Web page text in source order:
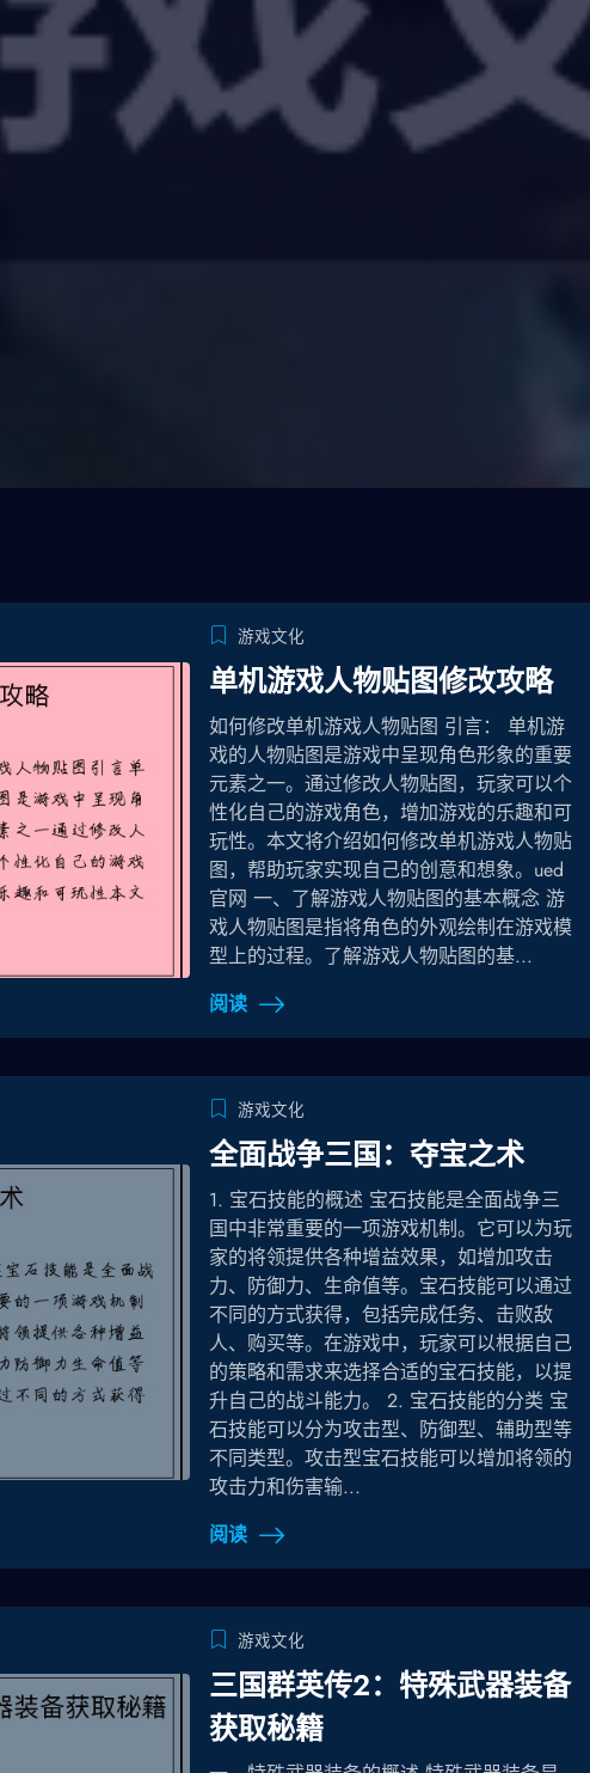
游戏文化
单机游戏人物贴图修改攻略
如何修改单机游戏人物贴图 引言： 单机游
戏的人物贴图是游戏中呈现角色形象的重要
元素之一。通过修改人物贴图，玩家可以个
性化自己的游戏角色，增加游戏的乐趣和可
玩性。本文将介绍如何修改单机游戏人物贴
图，帮助玩家实现自己的创意和想象。ued
官网 一、了解游戏人物贴图的基本概念 游
戏人物贴图是指将角色的外观绘制在游戏模
型上的过程。了解游戏人物贴图的基...
阅读
游戏文化
全面战争三国：夺宝之术
1. 宝石技能的概述 宝石技能是全面战争三
国中非常重要的一项游戏机制。它可以为玩
家的将领提供各种增益效果，如增加攻击
力、防御力、生命值等。宝石技能可以通过
不同的方式获得，包括完成任务、击败敌
人、购买等。在游戏中，玩家可以根据自己
的策略和需求来选择合适的宝石技能，以提
升自己的战斗能力。 2. 宝石技能的分类 宝
石技能可以分为攻击型、防御型、辅助型等
不同类型。攻击型宝石技能可以增加将领的
攻击力和伤害输...
阅读
游戏文化
三国群英传2：特殊武器装备
获取秘籍